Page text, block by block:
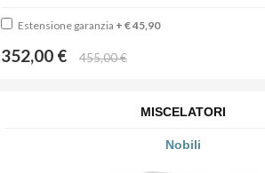
Estensione garanzia + € 45,90
352,00 € 455,00 €
MISCELATORI
Nobili